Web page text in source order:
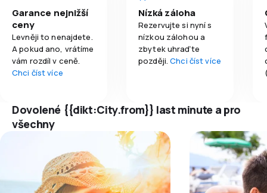
Garance nejnižší
ceny
Levněji to nenajdete.
A pokud ano, vrátíme
vám rozdíl v ceně.
Chci číst více
Nízká záloha
Rezervujte si nyní s
nízkou zálohou a
zbytek uhraďte
později.Chci číst více
Dovolené {{dikt:City.from}} last minute a pro
všechny